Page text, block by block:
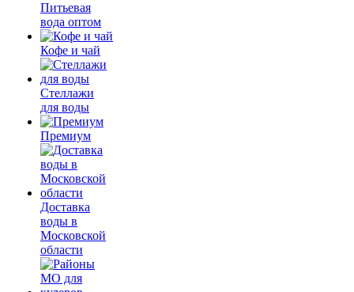
Питьевая
вода оптом
Кофе и чай
Стеллажи
для воды
Премиум
Доставка
воды в
Московской
области